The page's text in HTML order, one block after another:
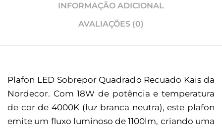
INFORMAÇÃO ADICIONAL
AVALIAÇÕES (0)
Plafon LED Sobrepor Quadrado Recuado Kais da
Nordecor. Com 18W de potência e temperatura
de cor de 4000K (luz branca neutra), este plafon
emite um fluxo luminoso de 1100lm, criando uma